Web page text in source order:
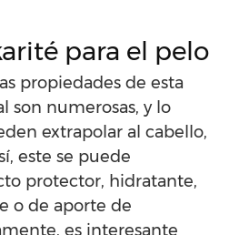
para el pelo
propiedades de esta
son numerosas, y lo
extrapolar al cabello,
este se puede
protector, hidratante,
o de aporte de
es interesante